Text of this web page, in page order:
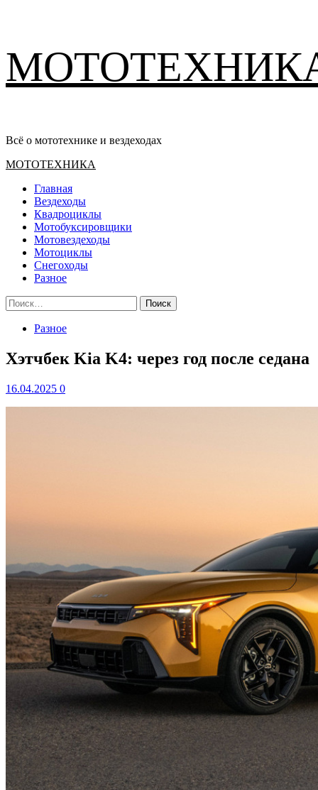
содержимому
Всё о мототехнике и вездеходах
Основное
МОТОТЕХНИКА
Главная
Вездеходы
Квадроциклы
Мотобуксировщики
Мотовездеходы
Мотоциклы
Снегоходы
Разное
Найти:
Разное
Хэтчбек Kia K4: через год после седана
16.04.2025 0